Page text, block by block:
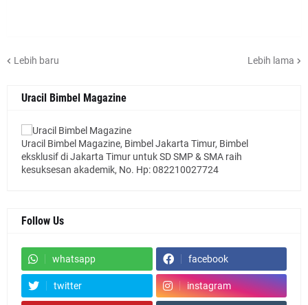
Lebih baru Lebih lama
Uracil Bimbel Magazine
Uracil Bimbel Magazine, Bimbel Jakarta Timur, Bimbel
eksklusif di Jakarta Timur untuk SD SMP & SMA raih
kesuksesan akademik, No. Hp: 082210027724
Follow Us
whatsapp facebook
twitter instagram